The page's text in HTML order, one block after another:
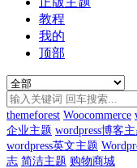
教程
我的
顶部
themeforest Woocommerce
企业主题 wordpress博客
wordpress英文主题
志 简洁主题 购物商城